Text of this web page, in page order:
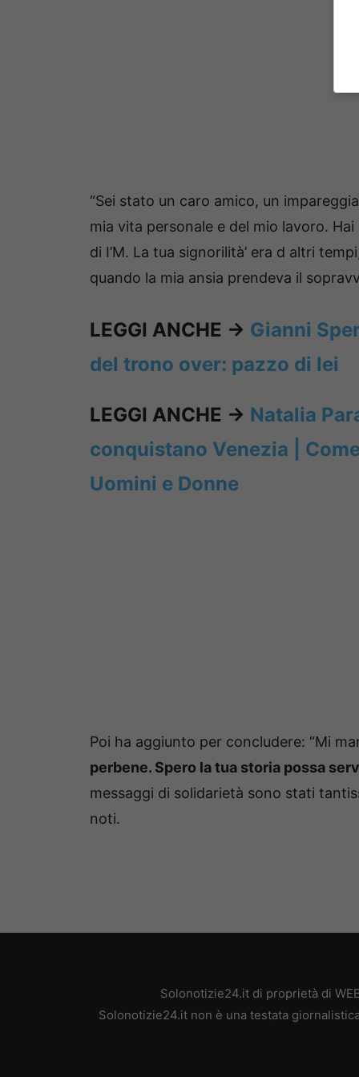
“Sei stato un caro amico, un
mia vita personale e del mio lavoro.
di I’M. La tua signorilità’ era d altri
quando la mia ansia prendeva il
LEGGI ANCHE -> Gianni
del trono over: pazzo di lei
LEGGI ANCHE -> Natalia
conquistano Venezia |
Uomini e Donne
Poi ha aggiunto per concludere: “Mi
perbene. Spero la tua storia possa
messaggi di solidarietà sono stati
noti.
Solonotizie24.it di proprietà di
Solonotizie24.it non è una testata